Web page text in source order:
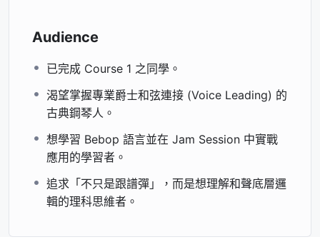
Audience
已完成 Course 1 之同學。
渴望掌握專業爵士和弦連接 (Voice Leading) 的
古典鋼琴人。
想學習 Bebop 語言並在 Jam Session 中實戰
應用的學習者。
追求「不只是跟譜彈」，而是想理解和聲底層邏
輯的理科思維者。